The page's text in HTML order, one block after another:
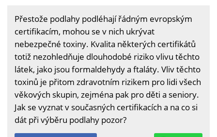
Přestože podlahy podléhají řádným evropským
certifikacím, mohou se v nich ukrývat
nebezpečné toxiny. Kvalita některých certifikátů
totiž nezohledňuje dlouhodobé riziko vlivu těchto
látek, jako jsou formaldehydy a ftaláty. Vliv těchto
toxinů je přitom zdravotním rizikem pro lidi všech
věkových skupin, zejména pak pro děti a seniory.
Jak se vyznat v současných certifikacích a na co si
dát při výběru podlahy pozor?